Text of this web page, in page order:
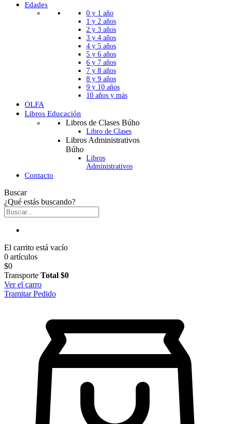
Edades
0 y 1 año
1 y 2 años
2 y 3 años
3 y 4 años
4 y 5 años
5 y 6 años
6 y 7 años
7 y 8 años
8 y 9 años
9 y 10 años
10 años y más
OLFA
Libros Educación
Libros de Clases Búho
Libro de Clases
Libros Administrativos
Búho
Libros
Administrativos
Contacto
Buscar
¿Qué estás buscando?
El carrito está vacío
0 artículos
$0
Transporte Total $0
Ver el carro
Tramitar Pedido